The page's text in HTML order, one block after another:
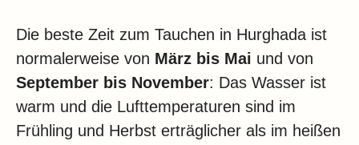
Die beste Zeit zum Tauchen in Hurghada ist
normalerweise von März bis Mai und von
September bis November: Das Wasser ist
warm und die Lufttemperaturen sind im
Frühling und Herbst erträglicher als im heißen